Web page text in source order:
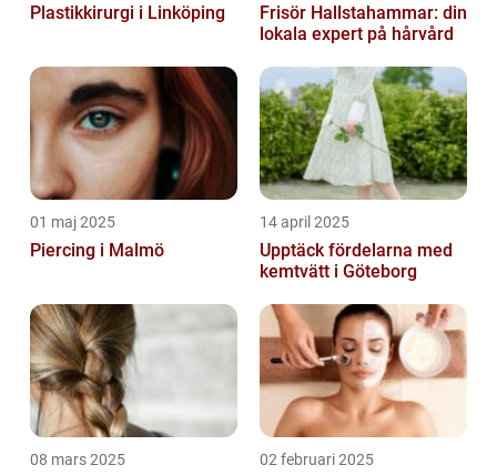
Plastikkirurgi i Linköping
Frisör Hallstahammar: din
lokala expert på hårvård
01 maj 2025
Piercing i Malmö
14 april 2025
Upptäck fördelarna med
kemtvätt i Göteborg
08 mars 2025 02 februari 2025